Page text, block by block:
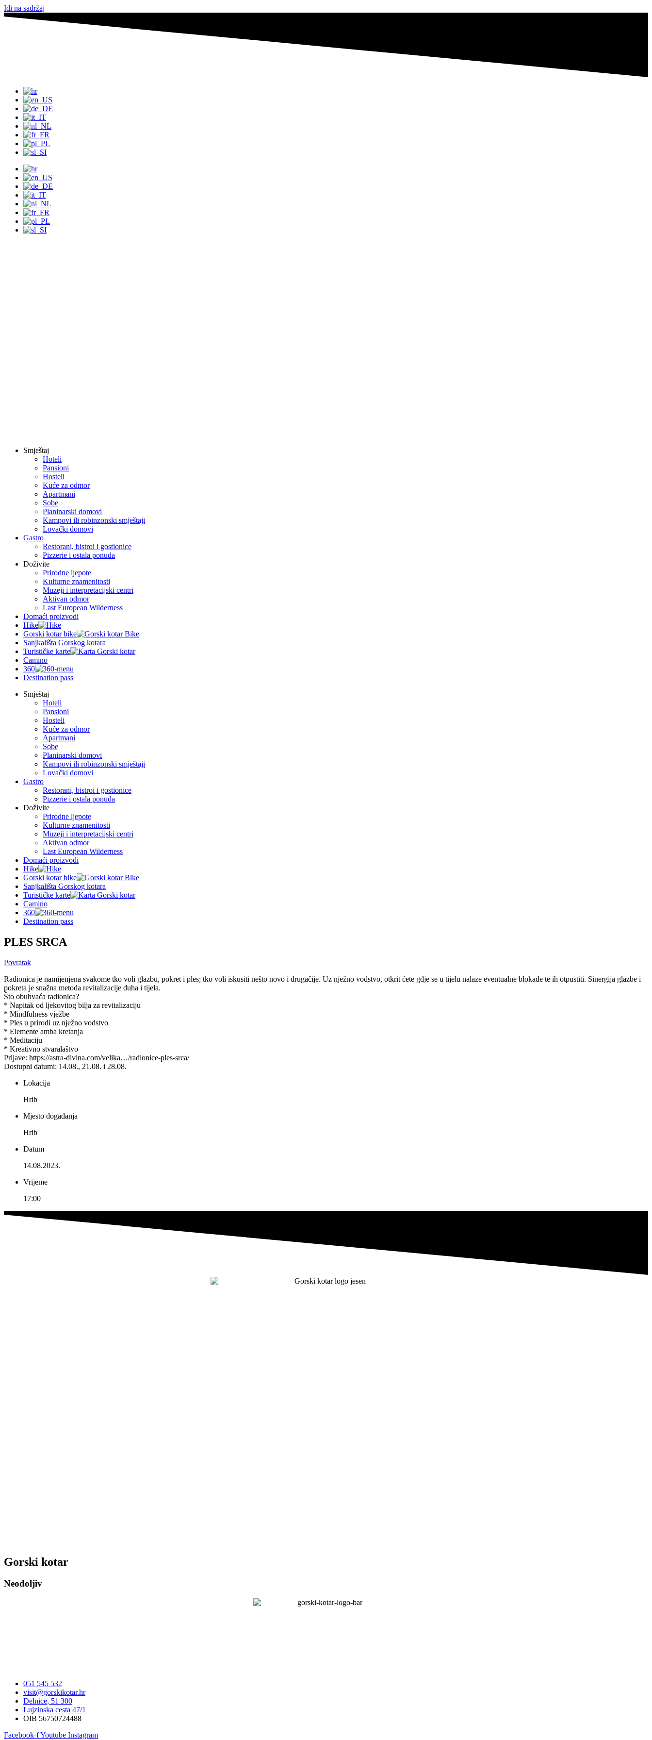
Idi na sadržaj
Smještaj
Hoteli
Pansioni
Hosteli
Kuće za odmor
Apartmani
Sobe
Planinarski domovi
Kampovi ili robinzonski smještaji
Lovački domovi
Gastro
Restorani, bistroi i gostionice
Pizzerie i ostala ponuda
Doživite
Prirodne ljepote
Kulturne znamenitosti
Muzeji i interpretacijski centri
Aktivan odmor
Last European Wilderness
Domaći proizvodi
Hike
Gorski kotar bike
Sanjkališta Gorskog kotara
Turističke karte
Camino
360
Destination pass
Smještaj
Hoteli
Pansioni
Hosteli
Kuće za odmor
Apartmani
Sobe
Planinarski domovi
Kampovi ili robinzonski smještaji
Lovački domovi
Gastro
Restorani, bistroi i gostionice
Pizzerie i ostala ponuda
Doživite
Prirodne ljepote
Kulturne znamenitosti
Muzeji i interpretacijski centri
Aktivan odmor
Last European Wilderness
Domaći proizvodi
Hike
Gorski kotar bike
Sanjkališta Gorskog kotara
Turističke karte
Camino
360
Destination pass
PLES SRCA
Povratak
Radionica je namijenjena svakome tko voli glazbu, pokret i ples; tko voli iskusiti nešto novo i drugačije. Uz nježno vodstvo, otkrit ćete gdje se u tijelu nalaze eventualne blokade te ih otpustiti. Sinergija glazbe i
pokreta je snažna metoda revitalizacije duha i tijela.
Što obuhvaća radionica?
* Napitak od ljekovitog bilja za revitalizaciju
* Mindfulness vježbe
* Ples u prirodi uz nježno vodstvo
* Elemente amba kretanja
* Meditaciju
* Kreativno stvaralaštvo
Prijave: https://astra-divina.com/velika…/radionice-ples-srca/
Dostupni datumi: 14.08., 21.08. i 28.08.
Lokacija
Hrib
Mjesto događanja
Hrib
Datum
14.08.2023.
Vrijeme
17:00
Gorski kotar
Neodoljiv
051 545 532
visit@gorskikotar.hr
Delnice, 51 300
Lujzinska cesta 47/1
OIB 56750724488
Facebook-fYoutube Instagram